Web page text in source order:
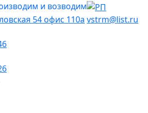
и возводим
54 офис 110а vstrm@list.ru